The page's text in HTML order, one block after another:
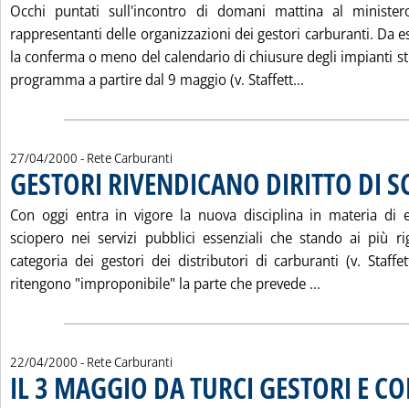
Occhi puntati sull'incontro di domani mattina al
rappresentanti delle organizzazioni dei gestori carburanti. Da
la conferma o meno del calendario di chiusure degli impianti
programma a partire dal 9 maggio (v. Staffett...
27/04/2000 - Rete Carburanti
GESTORI RIVENDICANO DIRITTO DI
Con oggi entra in vigore la nuova disciplina in materia di
sciopero nei servizi pubblici essenziali che stando ai più
categoria dei gestori dei distributori di carburanti (v.
ritengono "improponibile" la parte che prevede ...
22/04/2000 - Rete Carburanti
IL 3 MAGGIO DA TURCI GESTORI E